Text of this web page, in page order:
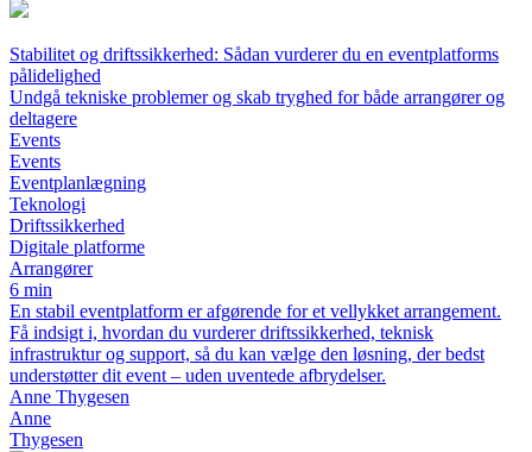
Stabilitet og driftssikkerhed: Sådan vurderer du en eventplatforms
pålidelighed
Undgå tekniske problemer og skab tryghed for både arrangører og
deltagere
Events
Events
Eventplanlægning
Teknologi
Driftssikkerhed
Digitale platforme
Arrangører
6 min
En stabil eventplatform er afgørende for et vellykket arrangement.
Få indsigt i, hvordan du vurderer driftssikkerhed, teknisk
infrastruktur og support, så du kan vælge den løsning, der bedst
understøtter dit event – uden uventede afbrydelser.
Anne Thygesen
Anne
Thygesen